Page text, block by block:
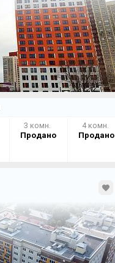
3 комн.
Продано
4 комн.
Продано